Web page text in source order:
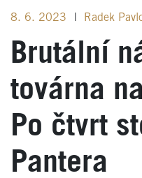
8. 6. 2023 Radek
Brutální
továrna
Po čtvrt
Pantera